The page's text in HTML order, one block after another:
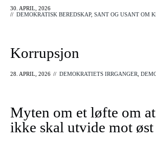
30. APRIL, 2026
// DEMOKRATISK BEREDSKAP, SANT OG USANT OM
Korrupsjon
28. APRIL, 2026 // DEMOKRATIETS IRRGANGER
Myten om et løfte om
ikke skal utvide mot øst